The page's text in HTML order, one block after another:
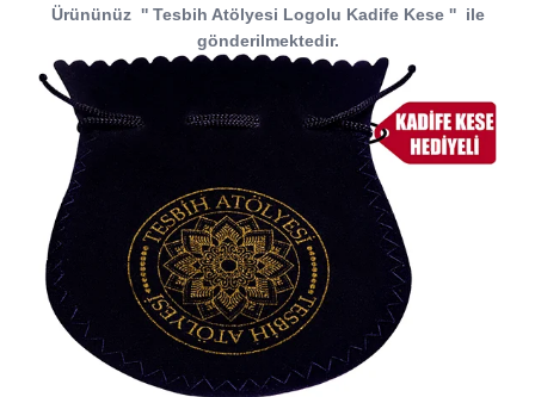
Ürününüz '' Tesbih Atölyesi Logolu Kadife Kese '' ile
gönderilmektedir.